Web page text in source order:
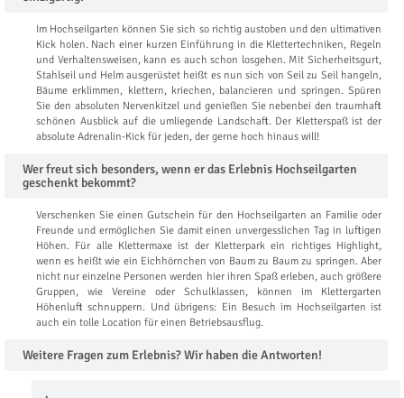
Im Hochseilgarten können Sie sich so richtig austoben und den ultimativen
Kick holen. Nach einer kurzen Einführung in die Klettertechniken, Regeln
und Verhaltensweisen, kann es auch schon losgehen. Mit Sicherheitsgurt,
Stahlseil und Helm ausgerüstet heißt es nun sich von Seil zu Seil hangeln,
Bäume erklimmen, klettern, kriechen, balancieren und springen. Spüren
Sie den absoluten Nervenkitzel und genießen Sie nebenbei den traumhaft
schönen Ausblick auf die umliegende Landschaft. Der Kletterspaß ist der
absolute Adrenalin-Kick für jeden, der gerne hoch hinaus will!
Wer freut sich besonders, wenn er das Erlebnis Hochseilgarten
geschenkt bekommt?
Verschenken Sie einen Gutschein für den Hochseilgarten an Familie oder
Freunde und ermöglichen Sie damit einen unvergesslichen Tag in luftigen
Höhen. Für alle Klettermaxe ist der Kletterpark ein richtiges Highlight,
wenn es heißt wie ein Eichhörnchen von Baum zu Baum zu springen. Aber
nicht nur einzelne Personen werden hier ihren Spaß erleben, auch größere
Gruppen, wie Vereine oder Schulklassen, können im Klettergarten
Höhenluft schnuppern. Und übrigens: Ein Besuch im Hochseilgarten ist
auch ein tolle Location für einen Betriebsausflug.
Weitere Fragen zum Erlebnis? Wir haben die Antworten!